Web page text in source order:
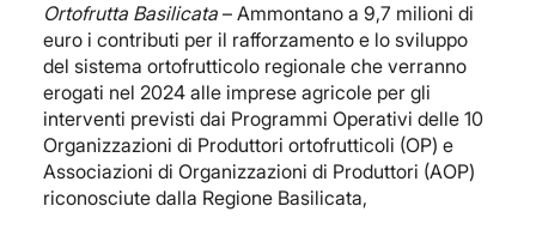
Ortofrutta Basilicata– Ammontano a 9,7 milioni di
euro i contributi per il rafforzamento e lo sviluppo
del sistema ortofrutticolo regionale che verranno
erogati nel 2024 alle imprese agricole per gli
interventi previsti dai Programmi Operativi delle 10
Organizzazioni di Produttori ortofrutticoli (OP) e
Associazioni di Organizzazioni di Produttori (AOP)
riconosciute dalla Regione Basilicata,